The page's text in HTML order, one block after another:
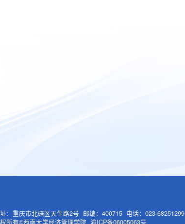
：重庆市北碚区天生路2号 邮编：400715 电话：023-68251299
所有©西南大学经济管理学院 渝ICP备06005063号